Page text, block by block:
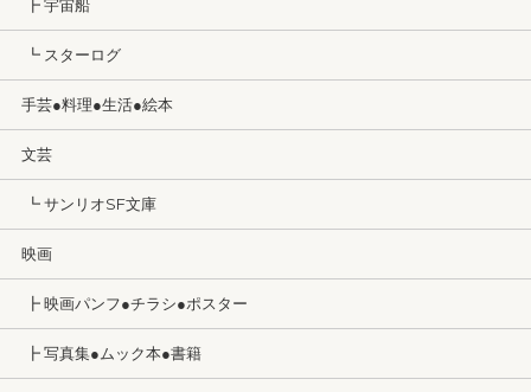
┣ 宇宙船
┗ スターログ
手芸●料理●生活●絵本
文芸
┗ サンリオSF文庫
映画
┣ 映画パンフ●チラシ●ポスター
┣ 写真集●ムック本●書籍